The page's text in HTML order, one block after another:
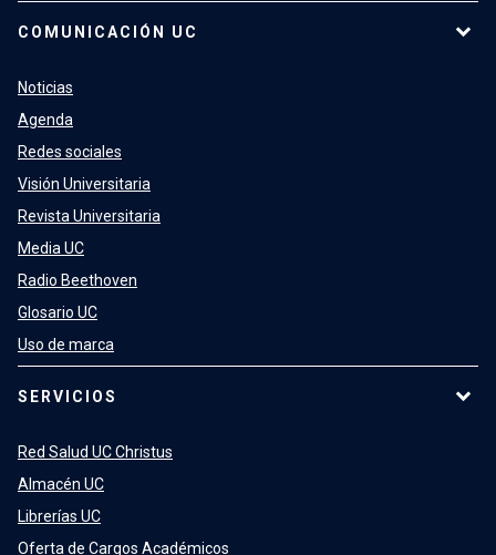
COMUNICACIÓN UC
Noticias
Agenda
Redes sociales
Visión Universitaria
Revista Universitaria
Media UC
Radio Beethoven
Glosario UC
Uso de marca
SERVICIOS
Red Salud UC Christus
Almacén UC
Librerías UC
Oferta de Cargos Académicos